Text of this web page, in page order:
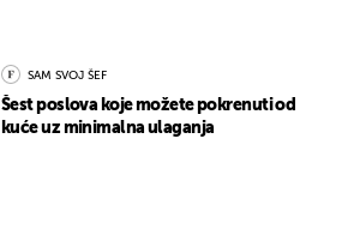
SAM SVOJ ŠEF
Šest poslova koje možete pokrenuti od
kuće uz minimalna ulaganja